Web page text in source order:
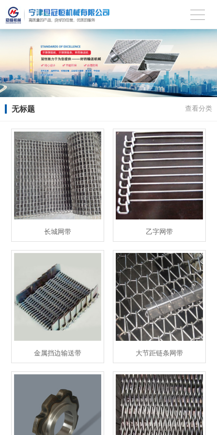
无标题 查看分类
长城网带 乙字网带
金属挡边输送带 大节距链条网带